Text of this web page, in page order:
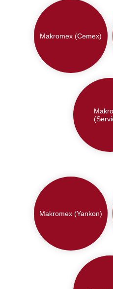
Makromex (Cemex)
Makromex (Yankon)